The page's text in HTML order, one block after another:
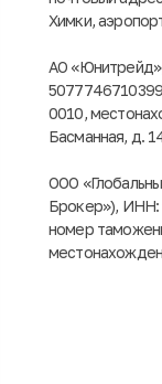
Химки,
АО
0010,
Басманная, д.
ООО
Брокер»),
номер